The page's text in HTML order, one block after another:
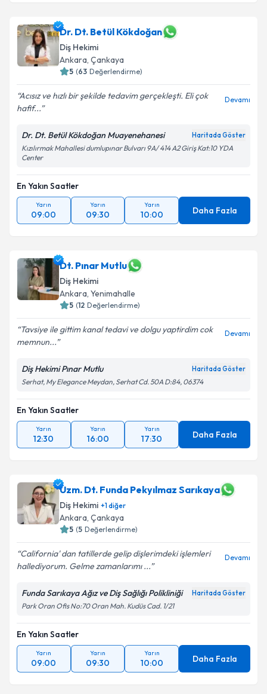
Dr. Dt. Betül Kökdoğan
Diş Hekimi
Ankara, Çankaya
5 (63 Değerlendirme)
Acısız ve hızlı bir şekilde tedavim gerçekleşti. Eli çok
hafif...
Devamı
Dr. Dt. Betül Kökdoğan Muayenehanesi Haritada Göster
Kızılırmak Mahallesi dumlupınar Bulvarı 9A/ 414 A2 Giriş Kat:10 YDA
Center
En Yakın Saatler
Yarın
09:00
Yarın
09:30
Yarın
10:00 Daha Fazla
Dt. Pınar Mutlu
Diş Hekimi
Ankara, Yenimahalle
5 (12 Değerlendirme)
Tavsiye ile gittim kanal tedavi ve dolgu yaptirdim cok
memnun...
Devamı
Diş Hekimi Pınar Mutlu Haritada Göster
Serhat, My Elegance Meydan, Serhat Cd. 50A D:84, 06374
En Yakın Saatler
Yarın
12:30
Yarın
16:00
Yarın
17:30 Daha Fazla
Uzm. Dt. Funda Pekyılmaz Sarıkaya
Diş Hekimi +1diğer
Ankara, Çankaya
5 (5 Değerlendirme)
California' dan tatillerde gelip dişlerimdeki işlemleri
hallediyorum. Gelme zamanlarımı ...
Devamı
Funda Sarıkaya Ağız ve Diş Sağlığı Polikliniği Haritada Göster
Park Oran Ofis No:70 Oran Mah. Kudüs Cad. 1/21
En Yakın Saatler
Yarın
09:00
Yarın
09:30
Yarın
10:00 Daha Fazla